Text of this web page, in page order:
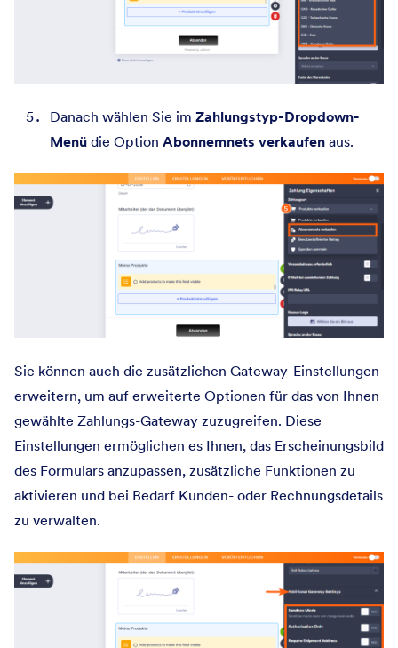
Danach wählen Sie im Zahlungstyp-Dropdown-
Menü die Option Abonnemnets verkaufen aus.
Sie können auch die zusätzlichen Gateway-Einstellungen
erweitern, um auf erweiterte Optionen für das von Ihnen
gewählte Zahlungs-Gateway zuzugreifen. Diese
Einstellungen ermöglichen es Ihnen, das Erscheinungsbild
des Formulars anzupassen, zusätzliche Funktionen zu
aktivieren und bei Bedarf Kunden- oder Rechnungsdetails
zu verwalten.